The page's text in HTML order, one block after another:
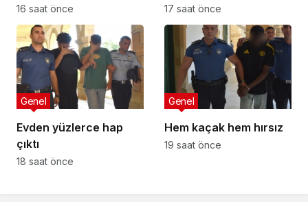
tehlikede
16 saat önce
yönetemez”
17 saat önce
Evden yüzlerce hap
çıktı
Genel
18 saat önce
Hem kaçak hem hırsız
Genel
19 saat önce